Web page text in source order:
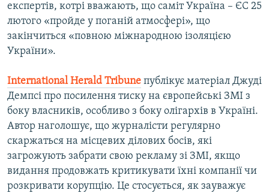
експертів, котрі вважають, що саміт Україна – ЄС 25
лютого «пройде у поганій атмосфері», що
закінчиться «повною міжнародною ізоляцією
України».
International Herald Tribune публікує матеріал Джуді
Демпсі про посилення тиску на європейські ЗМІ з
боку власників, особливо з боку олігархів в Україні.
Автор наголошує, що журналісти регулярно
скаржаться на місцевих ділових босів, які
загрожують забрати свою рекламу зі ЗМІ, якщо
видання продовжать критикувати їхні компанії чи
розкривати корупцію. Це стосується, як зауважує